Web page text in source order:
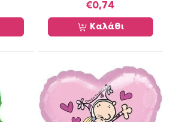
€0,74
Καλάθι